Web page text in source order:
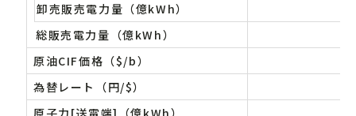
卸売販売電力量（億kWh）
総販売電力量（億kWh）
原油CIF価格（$/b）
為替レート（円/$）